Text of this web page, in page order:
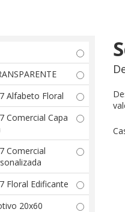
Alfabeto Floral
Comercial Capa
Comercial
Floral Edificante
20x60